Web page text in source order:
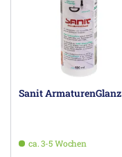
Sanit ArmaturenGlanz
ca. 3-5 Wochen